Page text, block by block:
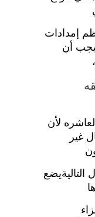
إمدادات
يجب أن
لأن
غير
التاليةيضع